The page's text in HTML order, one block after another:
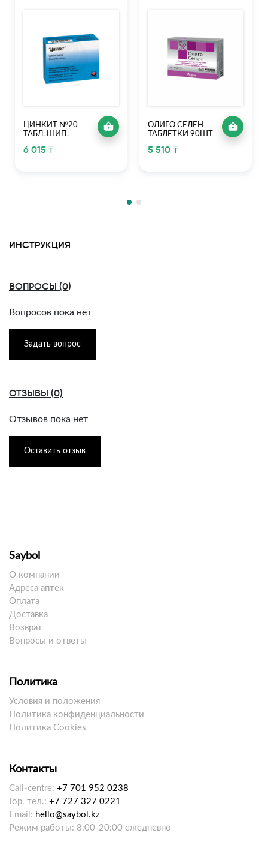
ЦИНКИТ №20
ТАБЛ, ШИП,
6 015 ₸
ОЛИГО СЕЛЕН
ТАБЛЕТКИ 90ШТ
5 510 ₸
ИНСТРУКЦИЯ
ВОПРОСЫ (0)
Вопросов пока нет
Задать вопрос
ОТЗЫВЫ (0)
Отзывов пока нет
Оставить отзыв
Saybol
О компании
Адреса аптек
Оплата
Доставка
Возврат
Вопросы и ответы
Политика
Условия и положения
Политика конфиденциальности
Политика Cookies
Контакты
Call-centre: +7 701 952 0238
Гор. тел.: +7 727 327 0221
Email: hello@saybol.kz
Режим работы: 8:00-20:00 ежедневно